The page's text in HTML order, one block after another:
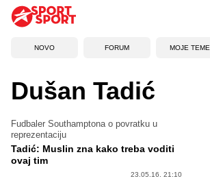
NOVO FORUM MOJE TEME
Dušan Tadić
Fudbaler Southamptona o povratku u
reprezentaciju
Tadić: Muslin zna kako treba voditi
ovaj tim
23.05.16. 21:10